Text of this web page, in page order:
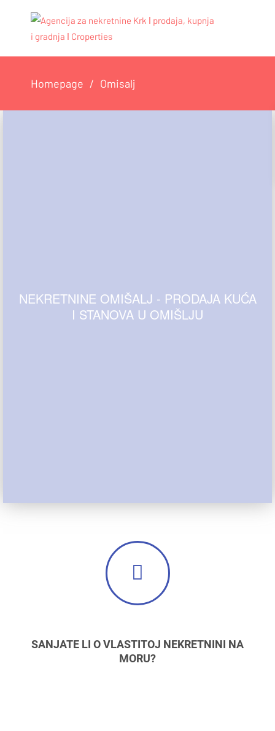
Homepage Omisalj
NEKRETNINE OMIŠALJ - PRODAJA KUĆA
I STANOVA U OMIŠLJU
SANJATE LI O VLASTITOJ NEKRETNINI NA
MORU?